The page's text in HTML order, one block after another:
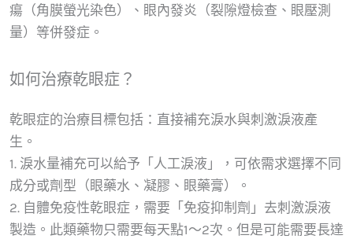
瘍（角膜螢光染色）、眼內發炎（裂隙燈檢查、眼壓測
量）等併發症。
如何治療乾眼症？
乾眼症的治療目標包括：直接補充淚水與刺激淚液產
生。
1. 淚水量補充可以給予「人工淚液」，可依需求選擇不同
成分或劑型（眼藥水、凝膠、眼藥膏）。
2. 自體免疫性乾眼症，需要「免疫抑制劑」去刺激淚液
製造。此類藥物只需要每天點1～2次。但是可能需要長達